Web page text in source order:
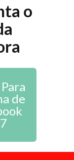
o
de